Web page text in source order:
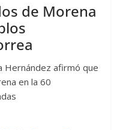
de Morena
Hernández afirmó que
en la 60